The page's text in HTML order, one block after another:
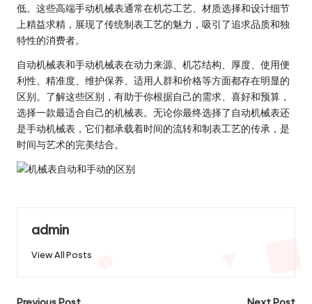
低。这些高端手动机械表通常在机芯工艺、材质选择和设计细节
上精益求精，展现了传统制表工艺的魅力，吸引了追求品质和独
特性的消费者。
自动机械表和手动机械表在动力来源、机芯结构、厚度、使用便
利性、精准度、维护保养、适用人群和价格等方面都存在明显的
区别。了解这些区别，有助于你根据自己的需求、喜好和预算，
选择一款最适合自己的机械表。无论你最终选择了自动机械表还
是手动机械表，它们都承载着时间的流转和制表工艺的传承，是
时间与艺术的完美结合。
admin
View All Posts